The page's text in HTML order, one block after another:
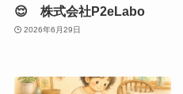
😌 株式会社P2eLabo
2026年6月29日